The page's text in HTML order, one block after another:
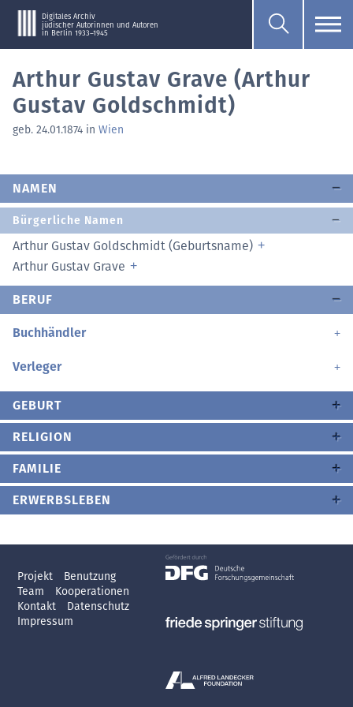
Digitales Archiv
jüdischer Autorinnen und Autoren
in Berlin 1933–1945
Arthur Gustav Grave (Arthur
Gustav Goldschmidt)
geb. 24.01.1874 in Wien
NAMEN
Bürgerliche Namen
Arthur Gustav Goldschmidt (Geburtsname)
Arthur Gustav Grave
BERUF
Buchhändler
Verleger
GEBURT
RELIGION
FAMILIE
ERWERBSLEBEN
Projekt
Benutzung
Team
Kooperationen
Kontakt
Datenschutz
Impressum